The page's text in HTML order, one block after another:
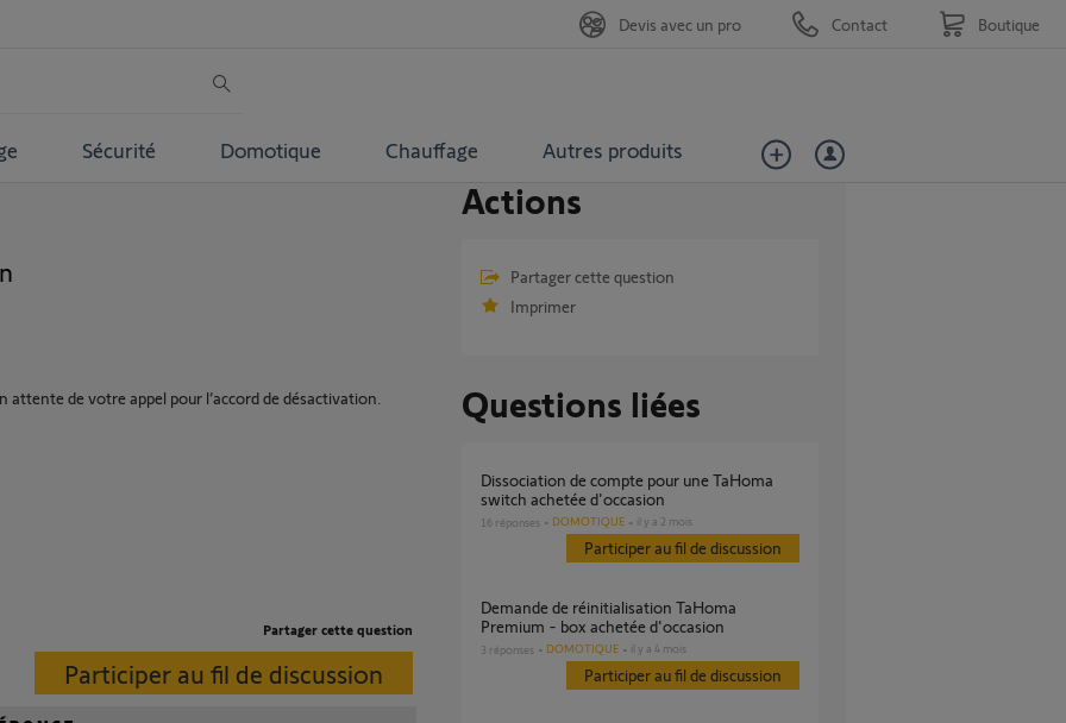
Sécurité Domotique Chauffage Autres produits
Devis avec un pro Contact Boutique
attente de votre appel pour l’accord de désactivation.
Partager cette question
Participer au fil de discussion
Actions
Partager cette question
Imprimer
Questions liées
Dissociation de compte pour une TaHoma
switch achetée d'occasion
16 réponses DOMOTIQUE il y a 2 mois
Participer au fil de discussion
Demande de réinitialisation TaHoma
Premium - box achetée d'occasion
3 réponses DOMOTIQUE il y a 4 mois
Participer au fil de discussion